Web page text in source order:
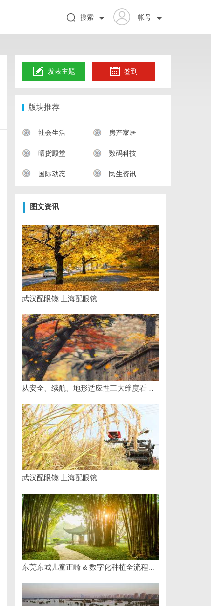
帐号
搜索
发表主题 签到
版块推荐
社会生活 房产家居
晒货殿堂 数码科技
国际动态 民生资讯
图文资讯
武汉配眼镜 上海配眼镜
从安全、续航、地形适应性三大维度看国产多功能电动轮椅进化
武汉配眼镜 上海配眼镜
东莞东城儿童正畸 & 数字化种植全流程专业科普指南